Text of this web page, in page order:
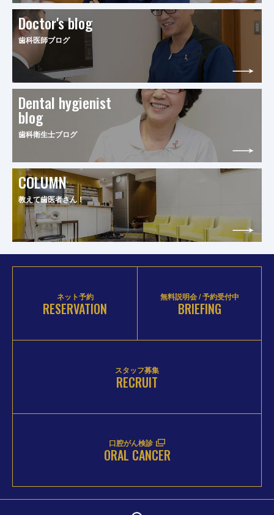
Doctor's blog
歯科医師ブログ
Dental hygienist
blog
歯科衛生士ブログ
COLUMN
教えて歯医者さん！
ネット予約
RESERVATION
無料説明会 / 予約受付中
BRIEFING
スタッフ募集
RECRUIT
口腔がん検診
ORAL CANCER